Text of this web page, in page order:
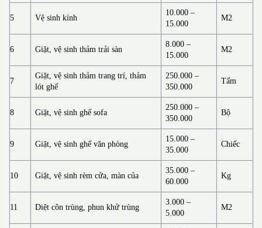
5 Vệ sinh kính
10.000 –
15.000
M2
6 Giặt, vệ sinh thảm trải sàn
8.000 –
15.000
M2
7
Giặt, vệ sinh thảm trang trí, thảm
lót ghế
250.000 –
350.000
Tấm
8 Giặt, vệ sinh ghế sofa
250.000 –
350.000
Bộ
9 Giặt, vệ sinh ghế văn phòng
15.000 –
35.000
Chiếc
10 Giặt, vệ sinh rèm cửa, màn của
35.000 –
60.000
Kg
11 Diệt côn trùng, phun khử trùng
3.000 –
5.000
M2